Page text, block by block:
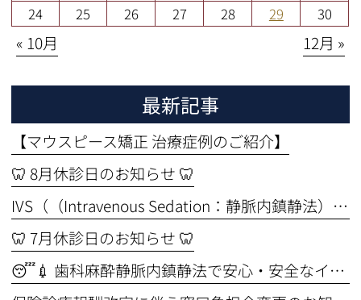
24
25 26 27 28 29 30
« 10月 12月 »
最新記事
【マウスピース矯正 治療症例のご紹介】
🦷 8月休診日のお知らせ 🦷
IVS（（Intravenous Sedation：静脈内鎮静法））セミナーを受講しました🦷✨ ～より安全なインプラント治療のために～
🦷 7月休診日のお知らせ 🦷
😴💉 歯科麻酔静脈内鎮静法で安心・安全なインプラント手術🦷